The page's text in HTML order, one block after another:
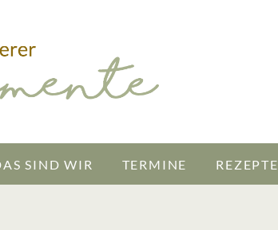
SIND WIR TERMINE REZEPTE